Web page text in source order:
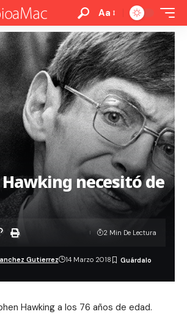
Aa
necesitó de
Gutierrez 14 Marzo 2018
2 Min De Lectura
Hawking a los 76 años de edad.